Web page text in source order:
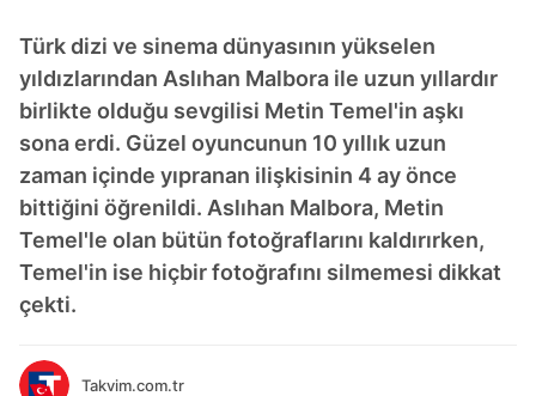
Türk dizi ve sinema dünyasının yükselen
yıldızlarından Aslıhan Malbora ile uzun yıllardır
birlikte olduğu sevgilisi Metin Temel'in aşkı
sona erdi. Güzel oyuncunun 10 yıllık uzun
zaman içinde yıpranan ilişkisinin 4 ay önce
bittiğini öğrenildi. Aslıhan Malbora, Metin
Temel'le olan bütün fotoğraflarını kaldırırken,
Temel'in ise hiçbir fotoğrafını silmemesi dikkat
çekti.
Takvim.com.tr